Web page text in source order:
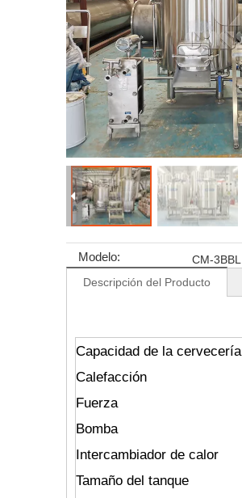
Modelo: CM-3BBL
Descripción del Producto
Capacidad de la cervecería
Calefacción
Fuerza
Bomba
Intercambiador de calor
Tamaño del tanque